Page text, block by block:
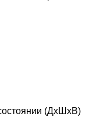
(ДxШxВ)